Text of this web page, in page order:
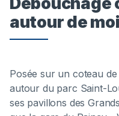
autour de
Posée sur un coteau
autour du parc Saint-
ses pavillons des